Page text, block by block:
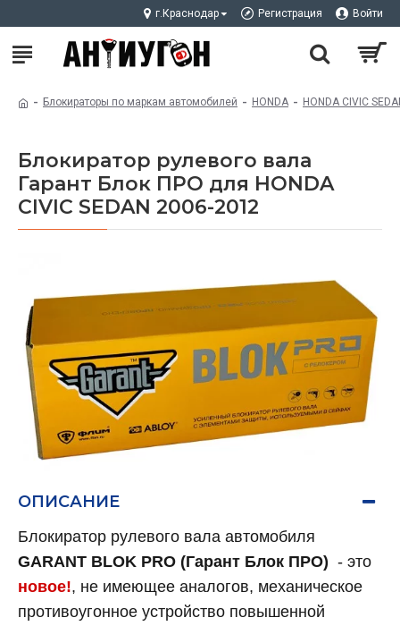
г.Краснодар Регистрация Войти
Блокираторы по маркам автомобилей HONDA HONDA CIVIC
Блокиратор рулевого вала
Гарант Блок ПРО для HONDA
CIVIC SEDAN 2006-2012
ОПИСАНИЕ
Блокиратор рулевого вала автомобиля
GARANT BLOK PRO (Гарант Блок ПРО) - это
новое!, не имеющее аналогов, механическое
противоугонное устройство повышенной